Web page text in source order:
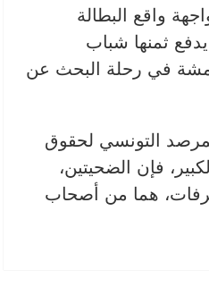
واقع البطالة
ثمنها شباب
في رحلة البحث عن
التونسي لحقوق
فإن الضحيتين،
هما من أصحاب